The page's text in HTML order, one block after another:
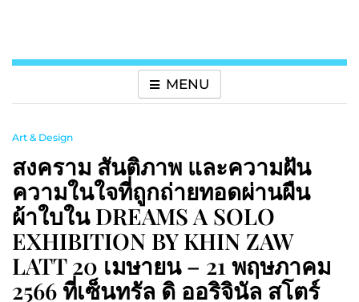
MENU
Art & Design
สงคราม สันติภาพ และความฝัน
ความในใจที่ถูกถ่ายทอดผ่านผืน
ผ้าใบใน DREAMS A SOLO
EXHIBITION BY KHIN ZAW
LATT 20 เมษายน – 21 พฤษภาคม
2566 ที่เซ็นทรัล ดิ ออริจินัล สโตร์